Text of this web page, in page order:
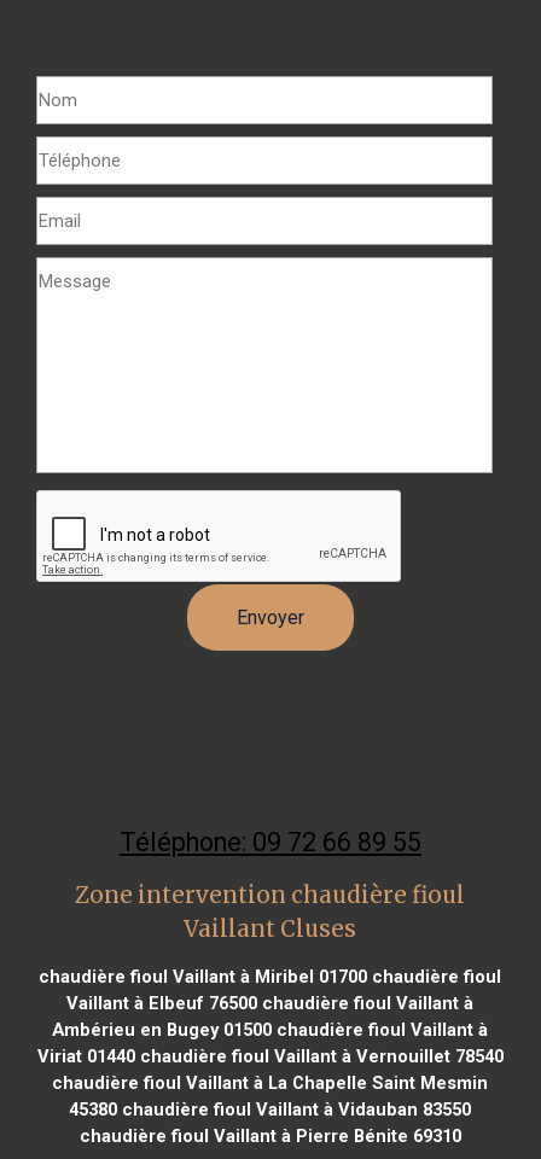
Téléphone: 09 72 66 89 55
Zone intervention chaudière fioul
Vaillant Cluses
chaudière fioul Vaillant à Miribel 01700 chaudière fioul
Vaillant à Elbeuf 76500 chaudière fioul Vaillant à
Ambérieu en Bugey 01500 chaudière fioul Vaillant à
Viriat 01440chaudière fioul Vaillant à Vernouillet 78540
chaudière fioul Vaillant à La Chapelle Saint Mesmin
45380 chaudière fioul Vaillant à Vidauban 83550
chaudière fioul Vaillant à Pierre Bénite 69310